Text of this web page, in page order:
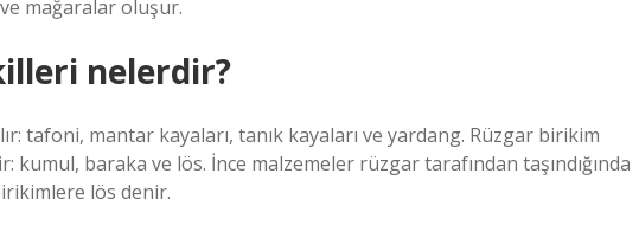
mağaralar oluşur.
nelerdir?
tafoni, mantar kayaları, tanık kayaları ve yardang. Rüzgar birikim
baraka ve lös. İnce malzemeler rüzgar tarafından taşındığında
lös denir.